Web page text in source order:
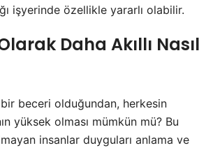
işyerinde özellikle yararlı olabilir.
Daha Akıllı Nasıl
beceri olduğundan, herkesin
yüksek olması mümkün mü? Bu
insanlar duyguları anlama ve